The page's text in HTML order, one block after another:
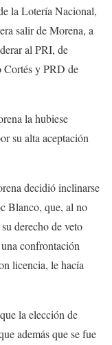
la Lotería Nacional,
salir de Morena, a
al PRI, de
y PRD de
la hubiese
su alta aceptación
decidió inclinarse
Blanco, que, al no
derecho de veto
confrontación
licencia, le hacía
la elección de
además que se fue